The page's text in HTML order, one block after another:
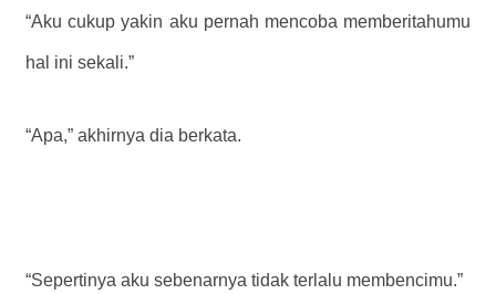
“Aku cukup yakin aku pernah mencoba memberitahumu
hal ini sekali.”
“Apa,” akhirnya dia berkata.
“Sepertinya aku sebenarnya tidak terlalu membencimu.”